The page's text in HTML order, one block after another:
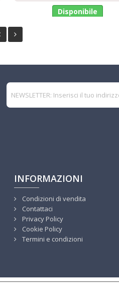
Disponibile
INFORMAZIONI
Condizioni di vendita
Contattaci
Privacy Policy
Cookie Policy
Termini e condizioni